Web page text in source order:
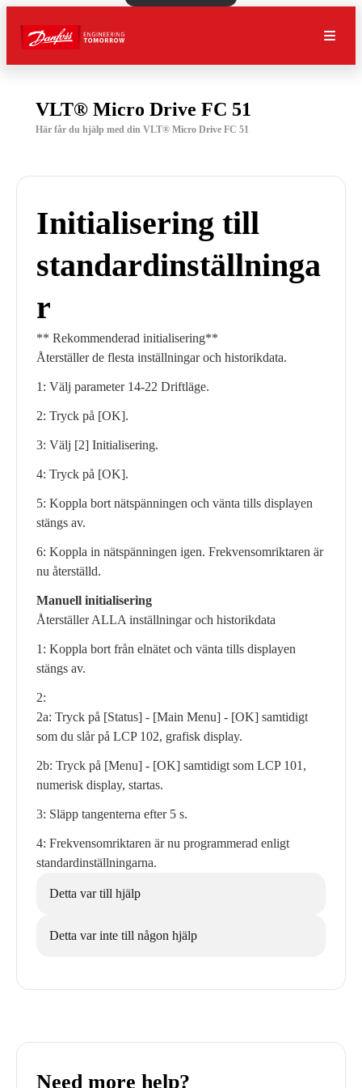
VLT® Micro Drive FC 51
Här får du hjälp med din VLT® Micro Drive FC 51
Initialisering till
standardinställninga
r
** Rekommenderad initialisering**
Återställer de flesta inställningar och historikdata.
1: Välj parameter 14-22 Driftläge.
2: Tryck på [OK].
3: Välj [2] Initialisering.
4: Tryck på [OK].
5: Koppla bort nätspänningen och vänta tills displayen
stängs av.
6: Koppla in nätspänningen igen. Frekvensomriktaren är
nu återställd.
Manuell initialisering
Återställer ALLA inställningar och historikdata
1: Koppla bort från elnätet och vänta tills displayen
stängs av.
2:
2a: Tryck på [Status] - [Main Menu] - [OK] samtidigt
som du slår på LCP 102, grafisk display.
2b: Tryck på [Menu] - [OK] samtidigt som LCP 101,
numerisk display, startas.
3: Släpp tangenterna efter 5 s.
4: Frekvensomriktaren är nu programmerad enligt
standardinställningarna.
Detta var till hjälp
Detta var inte till någon hjälp
Need more help?